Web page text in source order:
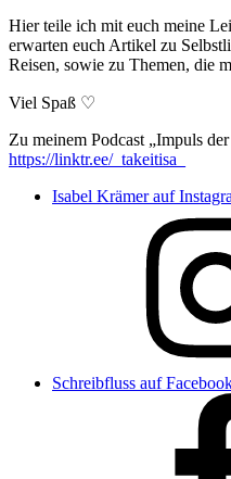
Hier teile ich mit euch meine
erwarten euch Artikel zu
Reisen, sowie zu Themen, die
Viel Spaß ♡
Zu meinem Podcast „Impuls
https://linktr.ee/_takeitisa_
Isabel Krämer auf
Schreibfluss auf